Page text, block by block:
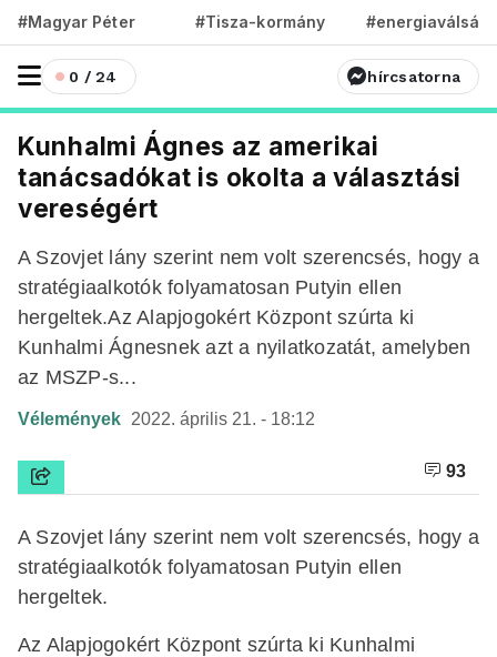
#Magyar Péter #Tisza-kormány #energiaválság
0 / 24 hírcsatorna
Kunhalmi Ágnes az amerikai
tanácsadókat is okolta a választási
vereségért
A Szovjet lány szerint nem volt szerencsés, hogy a
stratégiaalkotók folyamatosan Putyin ellen
hergeltek.Az Alapjogokért Központ szúrta ki
Kunhalmi Ágnesnek azt a nyilatkozatát, amelyben
az MSZP-s...
Vélemények 2022. április 21. - 18:12
93
A Szovjet lány szerint nem volt szerencsés, hogy a
stratégiaalkotók folyamatosan Putyin ellen
hergeltek.
Az Alapjogokért Központ szúrta ki Kunhalmi